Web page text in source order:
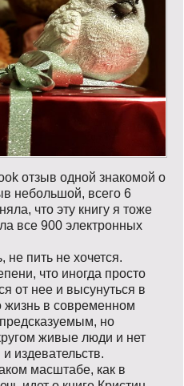
Login
отзыв одной знакомой о
небольшой, всего 6
что эту книгу я тоже
все 900 электронных
не пить не хочется.
что иногда просто
от нее и высунуться в
жизнь в современном
но
живые люди и нет
издевательств.
масштабе, как в